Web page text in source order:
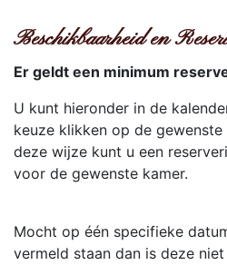
Beschikbaarheid en
Er geldt een minimum
U kunt hieronder in de
keuze klikken op de
deze wijze kunt u een
voor de gewenste kamer.
Mocht op één specifieke
vermeld staan dan is deze